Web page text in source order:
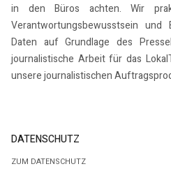
in den Büros achten. Wir
Verantwortungsbewusstsein
Daten auf Grundlage des
journalistische Arbeit für das
unsere journalistischen
DATENSCHUTZ
ZUM DATENSCHUTZ